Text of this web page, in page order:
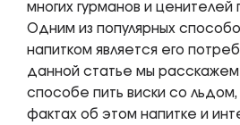
многих гурманов и ценителей
Одним из популярных
напитком является его
данной статье мы
способе пить виски со льдом,
фактах об этом напитке и